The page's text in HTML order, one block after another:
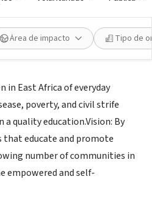
Área de impacto Tipo de
in East Africa of everyday
poverty, and civil strife
quality education.Vision: By
educate and promote
number of communities in
empowered and self-